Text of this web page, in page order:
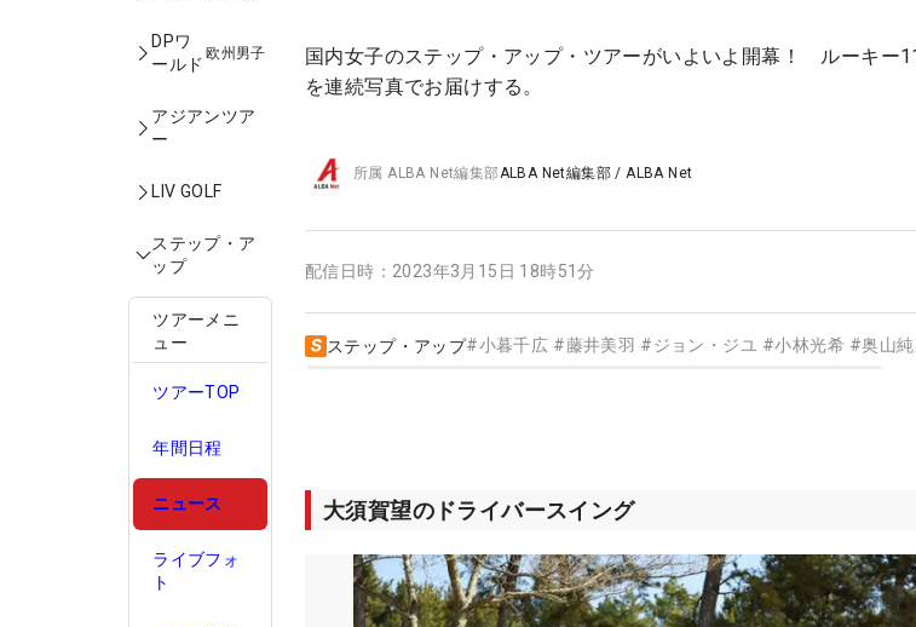
DPワ
ールド
欧州男子
アジアンツア
ー
LIV GOLF
ステップ・ア
ップ
ツアーメニ
ュー
ツアーTOP
年間日程
ニュース
ライブフォ
ト
国内女子のステップ・アップ・ツアーがいよいよ開幕！ ルーキー
を連続写真でお届けする。
所属ALBA Net編集部ALBA Net編集部 /ALBA Net
配信日時： 2023年3月15日 18時51分
ステップ・アップ#小暮千広 #藤井美羽 # ジョン・ジユ #小林光希 #奥山
大須賀望のドライバースイング